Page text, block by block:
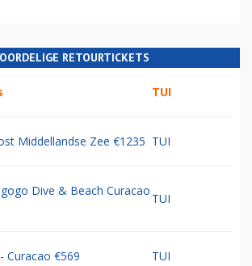
RETOURTICKETS
TUI
Middellandse Zee €1235 TUI
Dive & Beach Curacao
TUI
Curacao €569 TUI